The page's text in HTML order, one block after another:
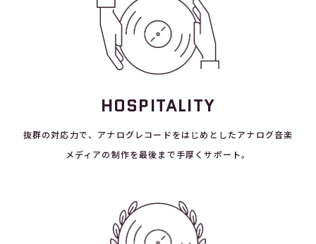
HOSPITALITY
抜群の対応力で、アナログレコードをはじめとしたアナログ音楽
メディアの制作を最後まで手厚くサポート。